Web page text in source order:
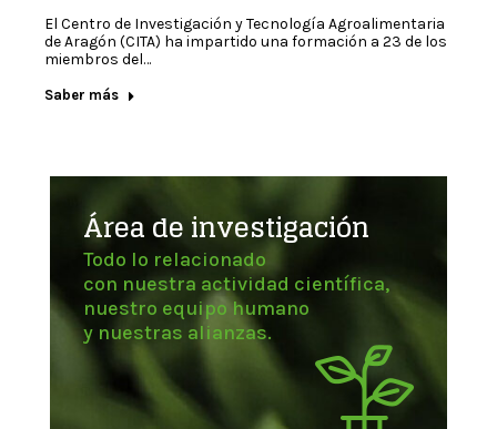
El Centro de Investigación y Tecnología Agroalimentaria
de Aragón (CITA) ha impartido una formación a 23 de los
miembros del…
Saber más
Área de investigación
Todo lo relacionado
con nuestra actividad científica,
nuestro equipo humano
y nuestras alianzas.